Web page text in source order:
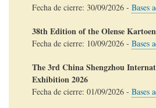
Fecha de cierre: 30/09/2026 - Bases
38th Edition of the Olense
Fecha de cierre: 10/09/2026 - Bases
The 3rd China Shengzhou
Exhibition 2026
Fecha de cierre: 01/09/2026 - Bases